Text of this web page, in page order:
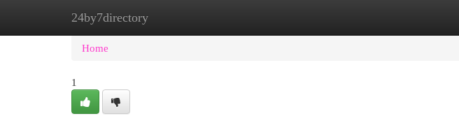
24by7directory
Home New Site Listings
Home
1